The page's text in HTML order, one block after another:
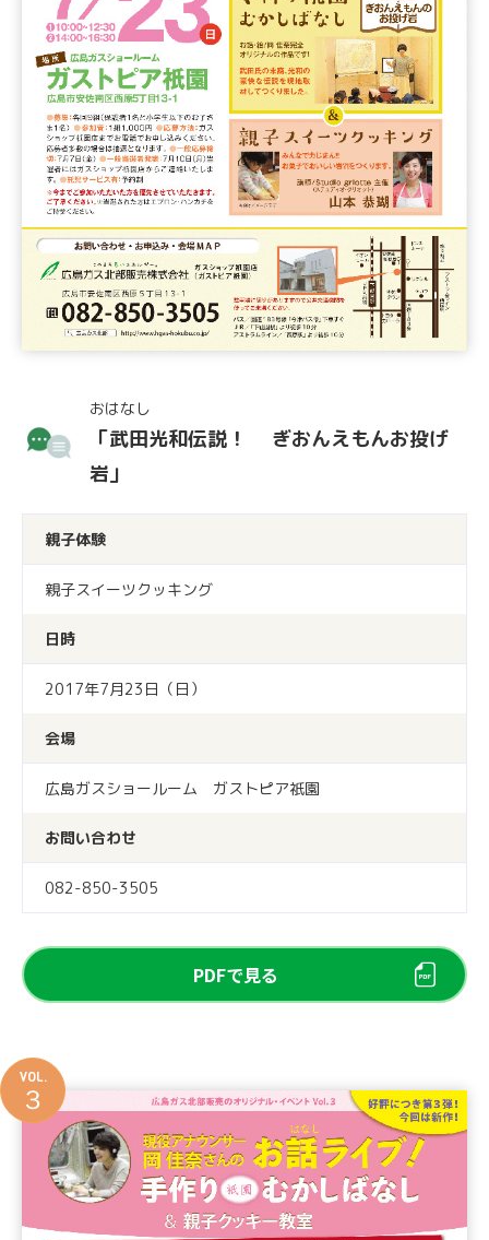
おはなし
「武田光和伝説！ ぎおんえもんお投げ
岩」
親子体験
親子スイーツクッキング
日時
2017年7月23日（日）
会場
広島ガスショールーム ガストピア祇園
お問い合わせ
082-850-3505
PDFで見る
VOL.
３